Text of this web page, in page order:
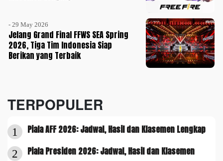
- 29 May 2026
Jelang Grand Final FFWS SEA Spring
2026, Tiga Tim Indonesia Siap
Berikan yang Terbaik
TERPOPULER
1 Piala AFF 2026: Jadwal, Hasil dan Klasemen Lengkap
2 Piala Presiden 2026: Jadwal, Hasil dan Klasemen